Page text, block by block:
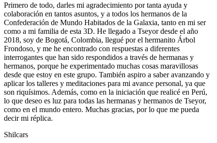
Primero de todo, darles mi agradecimiento por tanta ayuda y
colaboración en tantos asuntos, y a todos los hermanos de la
Confederación de Mundo Habitados de la Galaxia, tanto en mi ser
como a mi familia de esta 3D. He llegado a Tseyor desde el año
2018, soy de Bogotá, Colombia, llegué por el hermanito Árbol
Frondoso, y me he encontrado con respuestas a diferentes
interrogantes que han sido respondidos a través de hermanas y
hermanos, porque he experimentado muchas cosas maravillosas
desde que estoy en este grupo. También aspiro a saber avanzando y
aplicar los talleres y meditaciones para mi avance personal, ya que
son riquísimos. Además, como en la iniciación que realicé en Perú,
lo que deseo es luz para todas las hermanas y hermanos de Tseyor,
como en el mundo entero. Muchas gracias, por lo que me pueda
decir mi réplica.
Shilcars